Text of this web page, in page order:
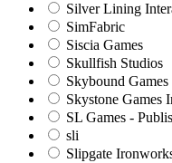
Silver Lining
SimFabric
Siscia Games
Skullfish Studios
Skybound Games
Skystone Games
SL Games -
sli
Slipgate